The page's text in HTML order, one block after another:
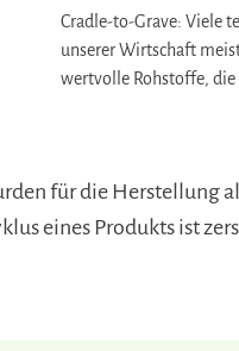
Cradle-to-Grave: Viele
unserer Wirtschaft
wertvolle Rohstoffe, die
für die Herstellung
eines Produkts ist